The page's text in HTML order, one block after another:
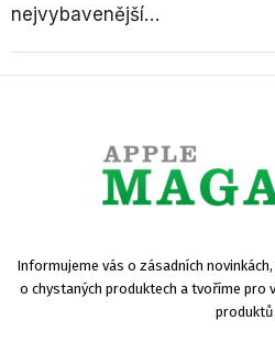
nejvybavenější…
Informujeme vás o zásadních
o chystaných produktech a tvoříme pro
produktů.